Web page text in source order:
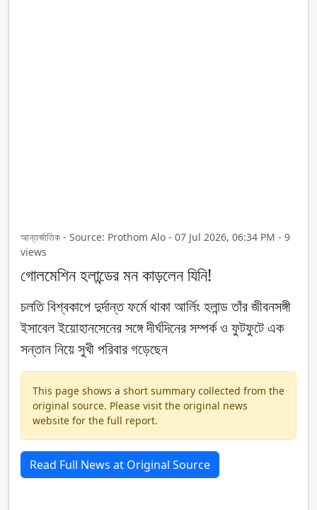
আন্তর্জাতিক - Source: Prothom Alo - 07 Jul 2026, 06:34 PM - 9
views
গোলমেশিন হলান্ডের মন কাড়লেন যিনি!
চলতি বিশ্বকাপে দুর্দান্ত ফর্মে থাকা আর্লিং হলান্ড তাঁর জীবনসঙ্গী
ইসাবেল ইয়োহানসেনের সঙ্গে দীর্ঘদিনের সম্পর্ক ও ফুটফুটে এক
সন্তান নিয়ে সুখী পরিবার গড়েছেন
This page shows a short summary collected from the
original source. Please visit the original news
website for the full report.
Read Full News at Original Source